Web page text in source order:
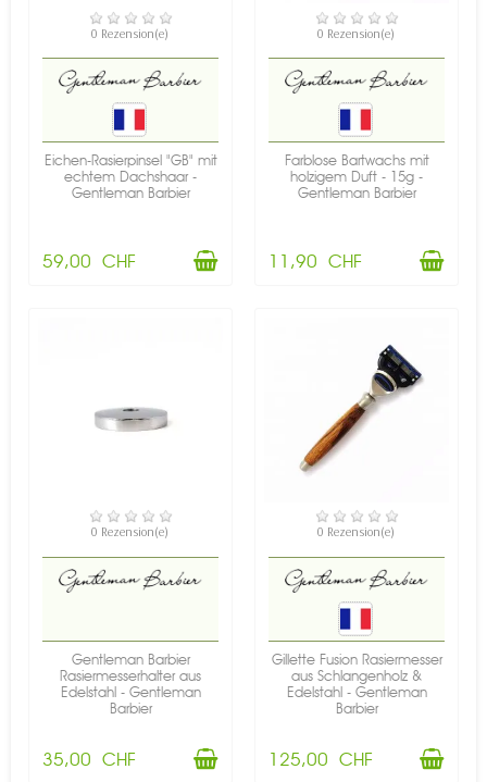
VERFÜGBAR
0 Rezension(e)
Eichen-Rasierpinsel "GB" mit
echtem Dachshaar -
Gentleman Barbier
59,00 CHF
VERFÜGBAR
0 Rezension(e)
Farblose Bartwachs mit
holzigem Duft - 15g -
Gentleman Barbier
11,90 CHF
VERFÜGBAR
0 Rezension(e)
Gentleman Barbier
Rasiermesserhalter aus
Edelstahl - Gentleman
Barbier
35,00 CHF
VERFÜGBAR
0 Rezension(e)
Gillette Fusion Rasiermesser
aus Schlangenholz &
Edelstahl - Gentleman
Barbier
125,00 CHF